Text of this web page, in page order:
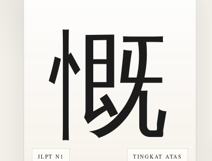
JLPT N1 TINGKAT ATAS
慨